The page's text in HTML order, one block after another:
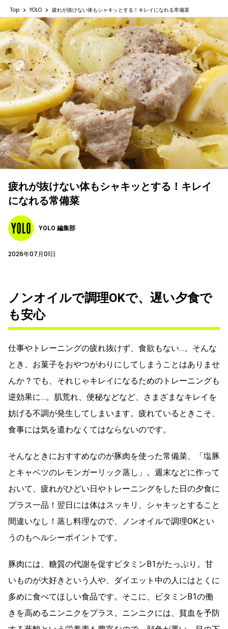
Top YOLO 疲れが抜けない体もシャキッとする！キレイになれる常備菜
疲れが抜けない体もシャキッとする！キレイ
になれる常備菜
YOLO 編集部
2026年07月01日
ノンオイルで調理OKで、遅い夕食で
も安心
仕事やトレーニングの疲れ抜けず、食欲もない…。そんな
とき、お菓子をおやつがわりにしてしまうことはありませ
んか？でも、それじゃキレイになるためのトレーニングも
逆効果に…。肌荒れ、便秘などなど、さまざまなキレイを
妨げる不調が発生してしまいます。疲れているときこそ、
食事には気を遣わなくてはならないのです。
そんなときにおすすめなのが豚肉を使った常備菜、「塩豚
とキャベツのレモンガーリック蒸し」。週末などに作って
おいて、疲れがひどい日やトレーニングをした日の夕食に
プラス一品！翌日には体はスッキリ、シャキッとすること
間違いなし！蒸し料理なので、ノンオイルで調理OKとい
うのもヘルシーポイントです。
豚肉には、糖質の代謝を促すビタミンB1がたっぷり。甘
いものが大好きという人や、ダイエット中の人にはとくに
多めに食べてほしい食品です。そこに、ビタミンB1の働
きを高めるニンニクをプラス。ニンニクには、貧血を予防